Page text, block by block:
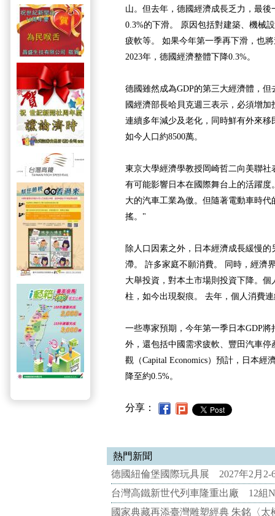
山。但去年，德國經濟成長乏力，最後
0.3%的下滑。 原因包括對建築、機械
疲軟等。 如果今年第一季再下滑，也
2023年，德國經濟整體下降0.3%。
德國雖然成為GDP的第三大經濟體，
國經濟部長哈貝克週三表示，必須增
連續多年減少及老化，同時鮮有外來移
如今人口約8500萬。
東京大學經濟學教授岡崎哲二向美聯
有可能影響日本在國際舞台上的活躍
大的汽車工業為傲。但隨著電動車時
搖。"
除人口因素之外，日本經濟成長緩慢
滯。 許多家庭不願消費。 同時，經濟
大舉投資，對本土市場則投資下降。
柱，如今出現裂痕。 去年，個人消費
一些專家預期，今年第一季日本GDP
外，還包括中國需求疲軟、豐田汽車
觀（Capital Economics）預計，日本經
降至約0.5%。
分享：
熱門新聞
德國紐倫堡國際玩具展 2027年2月2-
台灣高鐵新世代列車隆重出廠 12組
國家典藏再添臺灣雕塑經典 朱銘〈